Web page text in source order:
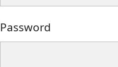
Password